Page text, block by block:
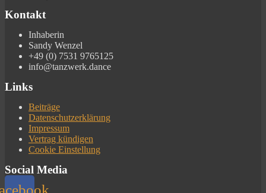
Kontakt
Inhaberin
Sandy Wenzel
+49 (0) 7531 9765125
info@tanzwerk.dance
Links
Beiträge
Datenschutzerklärung
Impressum
Vertrag kündigen
Cookie Einstellung
Social Media